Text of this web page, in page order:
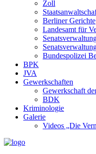
Zoll
Berliner Gerichte
Landesamt für
Bundespolizei
BPK
JVA
Gewerkschaften
Gewerkschaft
BDK
Kriminologie
Galerie
Videos „Die